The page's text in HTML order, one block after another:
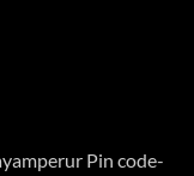
Pin code-